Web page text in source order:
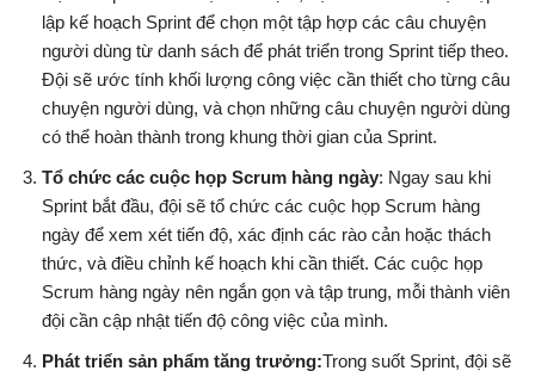
lập kế hoạch Sprint để chọn một tập hợp các câu chuyện
người dùng từ danh sách để phát triển trong Sprint tiếp theo.
Đội sẽ ước tính khối lượng công việc cần thiết cho từng câu
chuyện người dùng, và chọn những câu chuyện người dùng
có thể hoàn thành trong khung thời gian của Sprint.
Tổ chức các cuộc họp Scrum hàng ngày: Ngay sau khi
Sprint bắt đầu, đội sẽ tổ chức các cuộc họp Scrum hàng
ngày để xem xét tiến độ, xác định các rào cản hoặc thách
thức, và điều chỉnh kế hoạch khi cần thiết. Các cuộc họp
Scrum hàng ngày nên ngắn gọn và tập trung, mỗi thành viên
đội cần cập nhật tiến độ công việc của mình.
Phát triển sản phẩm tăng trưởng:Trong suốt Sprint, đội sẽ